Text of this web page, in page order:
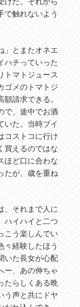
で触れないよう
」とまたオネエ
ハチっていった
トマトジュース
ゴメのトマトジ
額請求できる。
で、途中でお酒
いた。当時ブイ
コストコに行け
買えるのではな
ほど口に合わな
たが、歳を重ね
、それまで人に
ハイハイと二つ
こう楽しんでい
々経験したほう
いた長女が心配
ー、あの伸ちゃ
たらしくある晩
う声と共にドヤ